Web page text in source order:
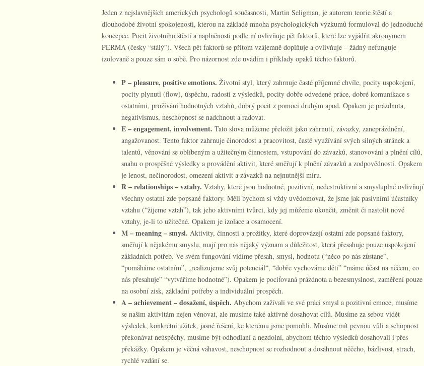
Jeden z nejslavnějších amerických psychologů současnosti, Martin Seligman, je autorem teorie štěstí a
dlouhodobé životní spokojenosti, kterou na základě mnoha psychologických výzkumů formuloval do jednoduché
koncepce. Pocit životního štěstí a naplněnosti podle ní ovlivňuje pět faktorů, které lze vyjádřit akronymem
PERMA (česky “stálý”). Všech pět faktorů se přitom vzájemně doplňuje a ovlivňuje – žádný nefunguje
izolovaně a pouze sám o sobě. Pro názornost zde uvádím i příklady opaků těchto faktorů.
P – pleasure, positive emotions. Životní styl, který zahrnuje časté příjemné chvíle, pocity uspokojení,
pocity plynutí (flow), úspěchu, radosti z výsledků, pocity dobře odvedené práce, dobré komunikace s
ostatními, prožívání hodnotných vztahů, dobrý pocit z pomoci druhým apod. Opakem je prázdnota,
negativismus, neschopnost se nadchnout a radovat.
E – engagement, involvement. Tato slova můžeme přeložit jako zahrnutí, závazky, zaneprázdnění,
angažovanost. Tento faktor zahrnuje činorodost a pracovitost, časté využívání svých silných stránek a
talentů, věnování se oblíbeným a užitečným činnostem, vstupování do závazků, stanovování a plnění cílů,
snahu o prospěšné výsledky a provádění aktivit, které směřují k plnění závazků a zodpovědností. Opakem
je lenost, nečinorodost, omezení aktivit a závazků na nejnutnější míru.
R – relationships – vztahy. Vztahy, které jsou hodnotné, pozitivní, nedestruktivní a smysluplné ovlivňují
všechny ostatní zde popsané faktory. Měli bychom si vždy uvědomovat, že jsme jak pasivními účastníky
vztahu (“žijeme vztah”), tak jeho aktivními tvůrci, kdy jej můžeme ukončit, změnit či nastolit nové
vztahy, je-li to užitečné. Opakem je izolace a osamocení.
M – meaning – smysl. Aktivity, činnosti a prožitky, které doprovázejí ostatní zde popsané faktory,
směřují k nějakému smyslu, mají pro nás nějaký význam a důležitost, která přesahuje pouze uspokojení
základních potřeb. Ve svém fungování vidíme přesah, smysl, hodnotu (“něco po nás zůstane”,
“pomáháme ostatním”, „realizujeme svůj potenciál“, “dobře vychováme děti” “máme účast na něčem, co
nás přesahuje” “vytváříme hodnotné”). Opakem je pociťovaná prázdnota a bezesmyslnost, zaměření pouze
na osobní zisk, základní potřeby a individuální prospěch.
A – achievement – dosažení, úspěch. Abychom zažívali ve své práci smysl a pozitivní emoce, musíme
se našim aktivitám nejen věnovat, ale musíme také aktivně dosahovat cílů. Musíme za sebou vidět
výsledek, konkrétní užitek, jasné řešení, ke kterému jsme pomohli. Musíme mít pevnou vůli a schopnost
překonávat neúspěchy, musíme být odhodlaní a nezdolní, abychom těchto výsledků dosahovali i přes
překážky. Opakem je věčná váhavost, neschopnost se rozhodnout a dosáhnout něčeho, bázlivost, strach,
rychlé vzdání se.